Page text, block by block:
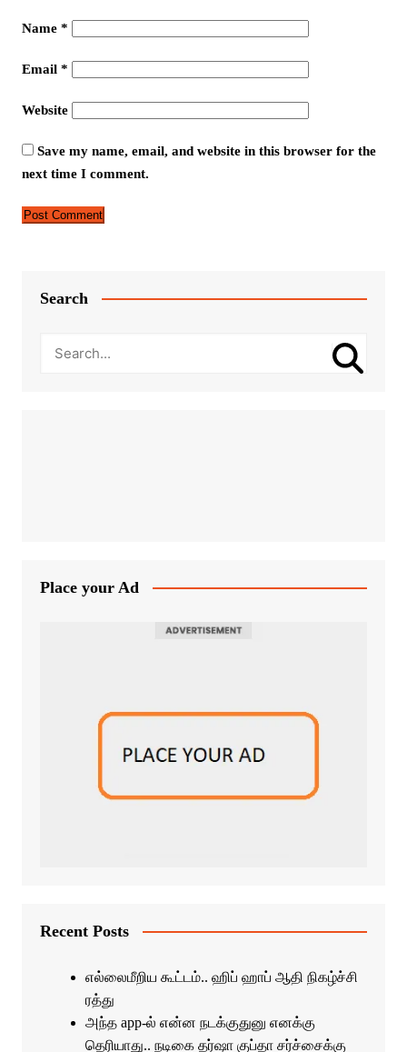
Name *
Email *
Website
Save my name, email, and website in this browser for the
next time I comment.
Search
Place your Ad
Recent Posts
எல்லைமீறிய கூட்டம்.. ஹிப் ஹாப் ஆதி நிகழ்ச்சி
ரத்து
அந்த app-ல் என்ன நடக்குதுனு எனக்கு
தெரியாது.. நடிகை தர்ஷா குப்தா சர்ச்சைக்கு